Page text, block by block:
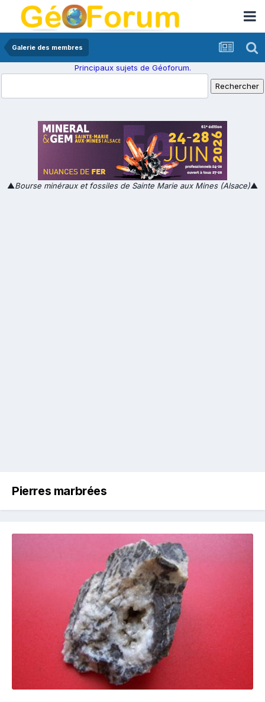
Galerie des membres
Principaux sujets de Géoforum.
▲Bourse minéraux et fossiles de Sainte Marie aux Mines (Alsace)▲
Pierres marbrées